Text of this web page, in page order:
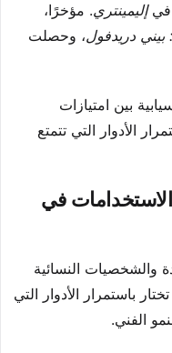
فيإليمينتري. مؤخرًا،
بيني دريدفول، وحصلت
بين امتيازات
الأدوار التي تتمتع
الاستخدامات في
والشخصيات النسائية
باستمرار الأدوار التي
الفني.